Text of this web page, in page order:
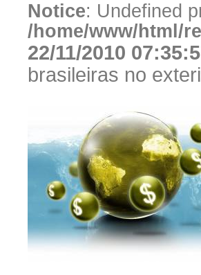
Notice: Undefined
/home/www/html/
22/11/2010
brasileiras no